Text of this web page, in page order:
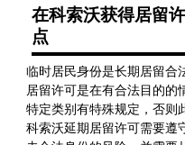
在科索沃获得居留
点
临时居民身份是长期居留合
居留许可是在有合法目的的
特定类别有特殊规定，否则
科索沃延期居留许可需要遵